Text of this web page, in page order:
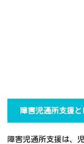
障害児通所支援と
障害児通所支援は、